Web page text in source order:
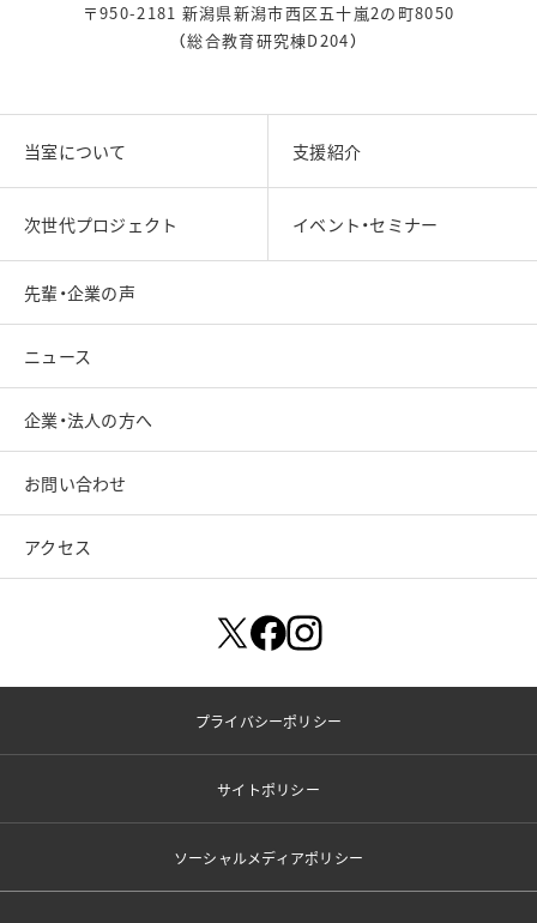
〒950-2181 新潟県新潟市西区五十嵐2の町8050
（総合教育研究棟D204）
当室について 支援紹介
次世代プロジェクト イベント・セミナー
先輩・企業の声
ニュース
企業・法人の方へ
お問い合わせ
アクセス
プライバシーポリシー
サイトポリシー
ソーシャルメディアポリシー